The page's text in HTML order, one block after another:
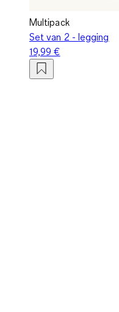
Multipack
Set van 2 - legging
19,99 €